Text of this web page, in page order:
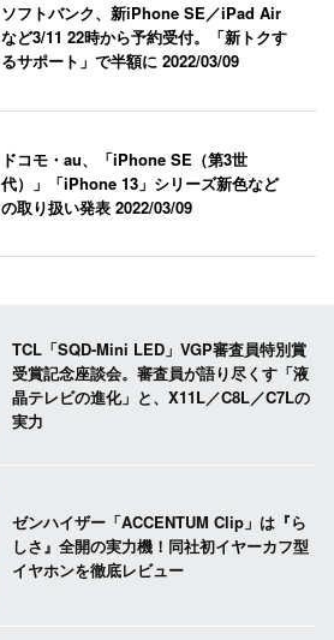
ソフトバンク、新iPhone SE／iPad Air
など3/11 22時から予約受付。「新トクす
るサポート」で半額に2022/03/09
ドコモ・au、「iPhone SE（第3世
代）」「iPhone 13」シリーズ新色など
の取り扱い発表2022/03/09
TCL「SQD-Mini LED」VGP審査員特別賞
受賞記念座談会。審査員が語り尽くす「液
晶テレビの進化」と、X11L／C8L／C7Lの
実力
ゼンハイザー「ACCENTUM Clip」は『ら
しさ』全開の実力機！同社初イヤーカフ型
イヤホンを徹底レビュー